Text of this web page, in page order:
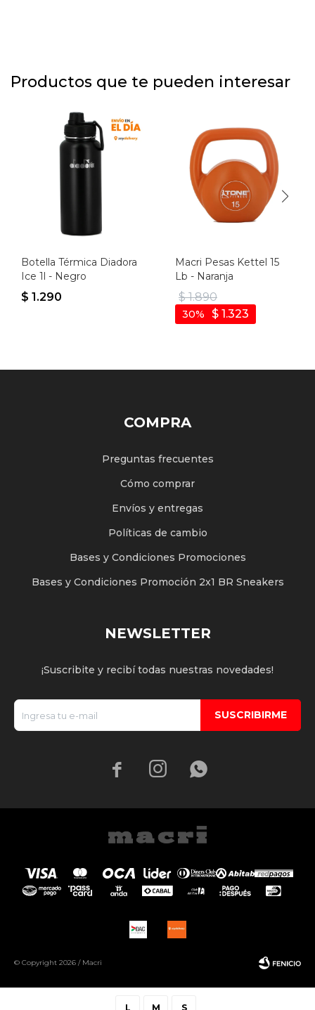
L M S
Productos que te pueden interesar
Botella Térmica Diadora
Ice 1l - Negro
$ 1.290
Macri Pesas Kettel 15
Lb - Naranja
$ 1.890
$ 1.323
30
COMPRA
Preguntas frecuentes
Cómo comprar
Envíos y entregas
Políticas de cambio
Bases y Condiciones Promociones
Bases y Condiciones Promoción 2x1 BR Sneakers
NEWSLETTER
¡Suscribite y recibí todas nuestras novedades!
SUSCRIBIRME
  
© Copyright 2026 / Macri